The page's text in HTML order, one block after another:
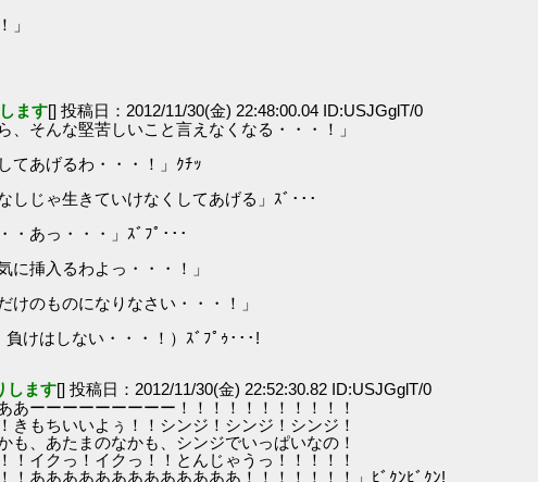
」
ます[] 投稿日：2012/11/30(金) 22:48:00.04 ID:USJGglT/0
そんな堅苦しいこと言えなくなる・・・！」
てあげるわ・・・！」ｸﾁｯ
しじゃ生きていけなくしてあげる」ｽﾞ･･･
・あっ・・・」ｽﾞﾌﾟ･･･
に挿入るわよっ・・・！」
のものになりなさい・・・！」
けはしない・・・！）ｽﾞﾌﾟｩ･･･!
します[] 投稿日：2012/11/30(金) 22:52:30.82 ID:USJGglT/0
ーーーーーーーーー！！！！！！！！！！！
ちいいよぅ！！シンジ！シンジ！シンジ！
あたまのなかも、シンジでいっぱいなの！
クっ！イクっ！！とんじゃうっ！！！！！
ああああああああああああ！！！！！！！」ﾋﾞｸﾝﾋﾞｸﾝ!